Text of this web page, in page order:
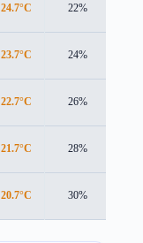
24.7°C 22%
23.7°C 24%
22.7°C 26%
21.7°C 28%
20.7°C 30%